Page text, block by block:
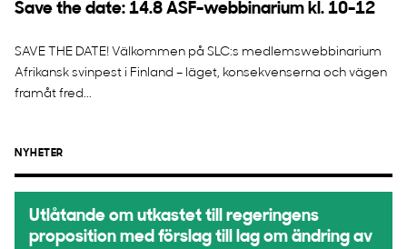
Save the date: 14.8 ASF-webbinarium kl. 10-12
SAVE THE DATE! Välkommen på SLC:s medlemswebbinarium
Afrikansk svinpest i Finland – läget, konsekvenserna och vägen
framåt fred...
NYHETER
Utlåtande om utkastet till regeringens
proposition med förslag till lag om ändring av